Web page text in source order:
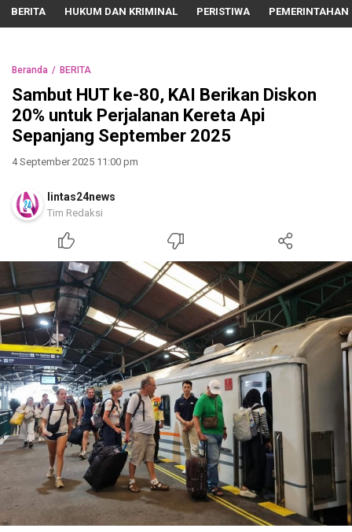
BERITA HUKUM DAN KRIMINAL PERISTIWA PEMERINTAHAN
Beranda BERITA
Sambut HUT ke-80, KAI Berikan Diskon
20% untuk Perjalanan Kereta Api
Sepanjang September 2025
4 September 2025 11:00 pm
lintas24news
Tim Redaksi